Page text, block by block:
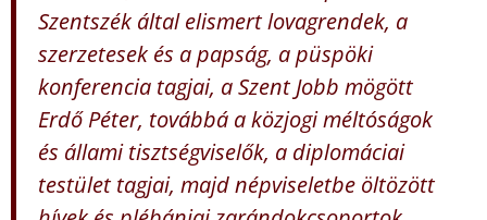
Szentszék által elismert lovagrendek, a
szerzetesek és a papság, a püspöki
konferencia tagjai, a Szent Jobb mögött
Erdő Péter, továbbá a közjogi méltóságok
és állami tisztségviselők, a diplomáciai
testület tagjai, majd népviseletbe öltözött